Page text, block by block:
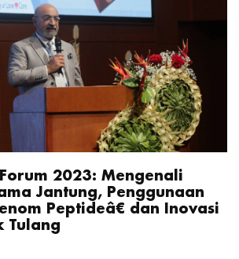
2023: Mengenali
Jantung, Penggunaan
Peptideâ€ dan Inovasi
Tulang